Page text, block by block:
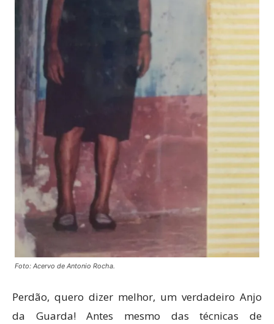
Foto: Acervo de Antonio Rocha.
Perdão, quero dizer melhor, um verdadeiro Anjo
da Guarda! Antes mesmo das técnicas de